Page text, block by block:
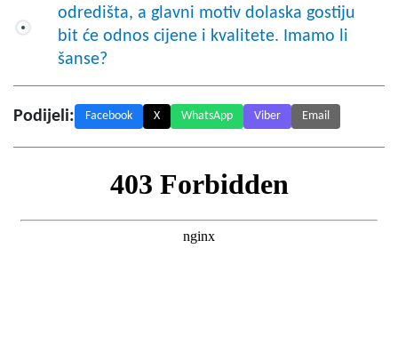
odredišta, a glavni motiv dolaska gostiju
bit će odnos cijene i kvalitete. Imamo li
šanse?
Podijeli: Facebook X WhatsApp Viber Email